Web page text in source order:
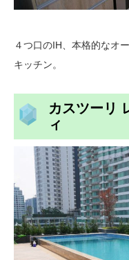
４つ口のIH、本格的なオ
キッチン。
カスツーリ
ィ